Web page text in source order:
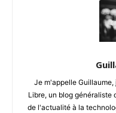
Je m'appelle
Libre, un blog généraliste
de l'actualité à la